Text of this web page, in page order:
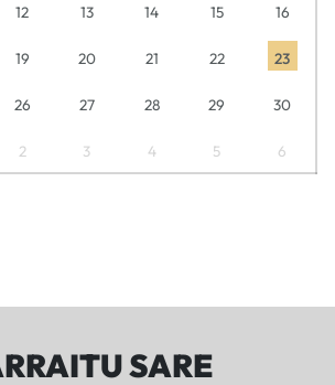
12 13 14 15 16
19 20 21 22 23
26 27 28 29 30
2 3 4 5 6
SARE